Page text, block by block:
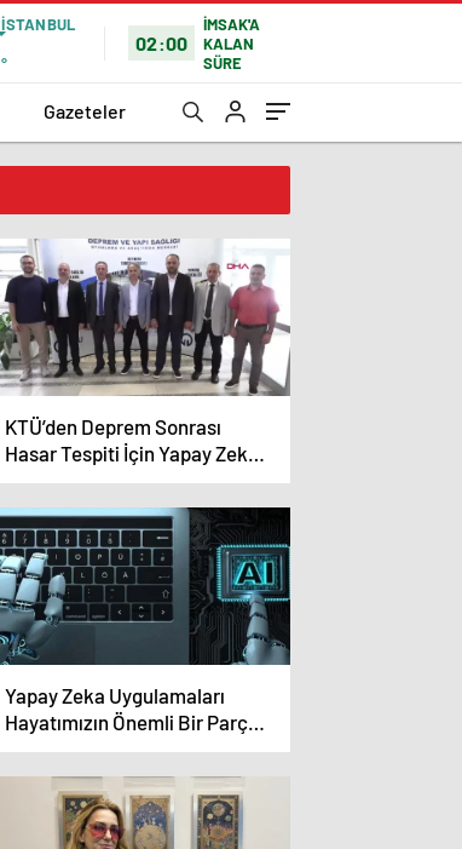
İSTANBUL
°
02:00
İMSAK'A
KALAN
SÜRE
Gazeteler
KTÜ’den Deprem Sonrası
Hasar Tespiti İçin Yapay Zeka
Destekli Robotik Köpek
Yapay Zeka Uygulamaları
Hayatımızın Önemli Bir Parçası
Haline Geliyor